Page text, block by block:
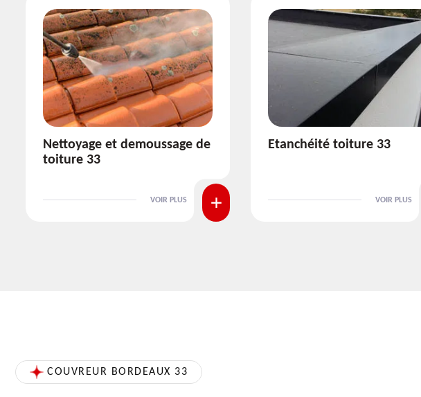
Etanchéité toiture 33
VOIR PLUS
Réparation de toiture 33
VOIR PLUS
COUVREUR BORDEAUX 33